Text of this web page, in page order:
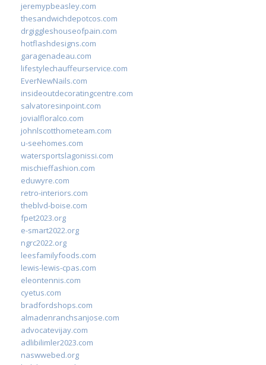
jeremypbeasley.com
thesandwichdepotcos.com
drgiggleshouseofpain.com
hotflashdesigns.com
garagenadeau.com
lifestylechauffeurservice.com
EverNewNails.com
insideoutdecoratingcentre.com
salvatoresinpoint.com
jovialfloralco.com
johnlscotthometeam.com
u-seehomes.com
watersportslagonissi.com
mischieffashion.com
eduwyre.com
retro-interiors.com
theblvd-boise.com
fpet2023.org
e-smart2022.org
ngrc2022.org
leesfamilyfoods.com
lewis-lewis-cpas.com
eleontennis.com
cyetus.com
bradfordshops.com
almadenranchsanjose.com
advocatevijay.com
adlibilimler2023.com
naswwebed.org